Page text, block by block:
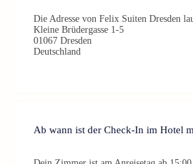
Die Adresse von Felix Suiten Dresden
Kleine Brüdergasse 1-5
01067 Dresden
Deutschland
Ab wann ist der Check-In im Hotel